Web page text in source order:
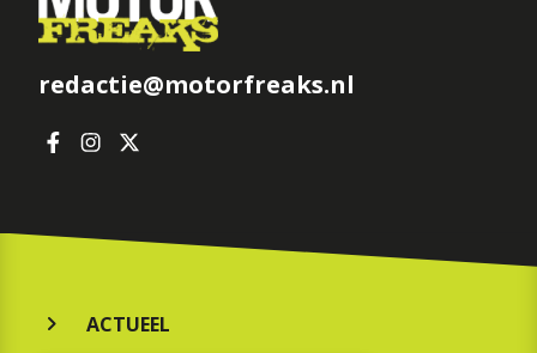
redactie@motorfreaks.nl
ACTUEEL